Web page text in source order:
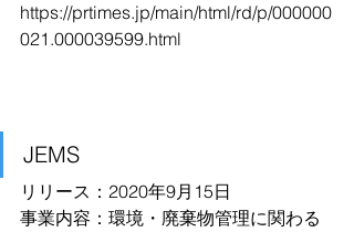
https://prtimes.jp/main/html/rd/p/000000
021.000039599.html
JEMS
リリース：2020年9月15日
事業内容：環境・廃棄物管理に関わる